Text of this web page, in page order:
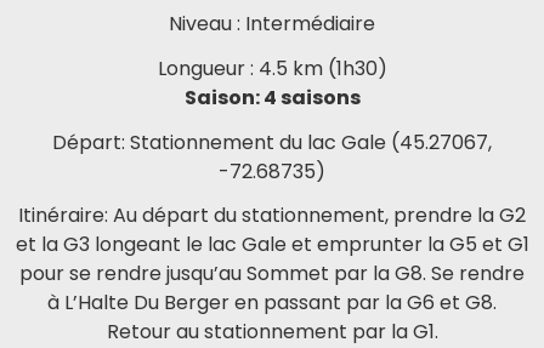
Niveau : Intermédiaire
Longueur : 4.5 km (1h30)
Saison: 4 saisons
Départ: Stationnement du lac Gale (45.27067,
-72.68735)
Itinéraire: Au départ du stationnement, prendre la G2
et la G3 longeant le lac Gale et emprunter la G5 et G1
pour se rendre jusqu’au Sommet par la G8. Se rendre
à L’Halte Du Berger en passant par la G6 et G8.
Retour au stationnement par la G1.